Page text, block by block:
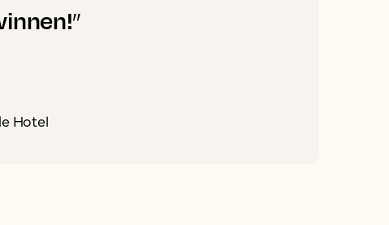
”
Hotel